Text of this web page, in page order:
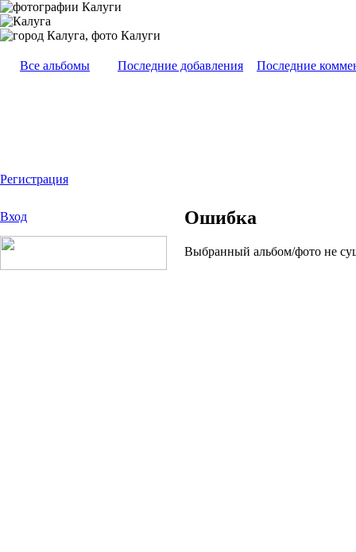
Все альбомы Последние добавления Последние
Регистрация
Вход Ошибка
Выбранный альбом/фото не